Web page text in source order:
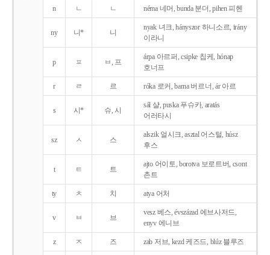
n ㄴ ㄴ néma 네머, bunda 분더, pihen 피헨
ny 니* 니
nyak 녀크, hányszor 하니소르, irány
이라니
p ㅍ ㅂ, 프
árpa 아르퍼, csipke 칩케, hónap
호너프
r ㄹ 르 róka 로커, barna 버르너, ár 아르
s 시* 슈, 시
sál 샬, puska 푸슈카, aratás
어러타시
sz ㅅ 스
alszik 얼시크, asztal 어스털, húsz
후스
t ㅌ 트
ajto 어이토, borotva 보로트버, csont
촌트
ty ㅊ 치 atya 어처
v ㅂ 브
vesz 베스, évszázad 에브사저드,
enyv 에니브
z ㅈ 즈 zab 저브, kezd 케즈드, blúz 블루즈